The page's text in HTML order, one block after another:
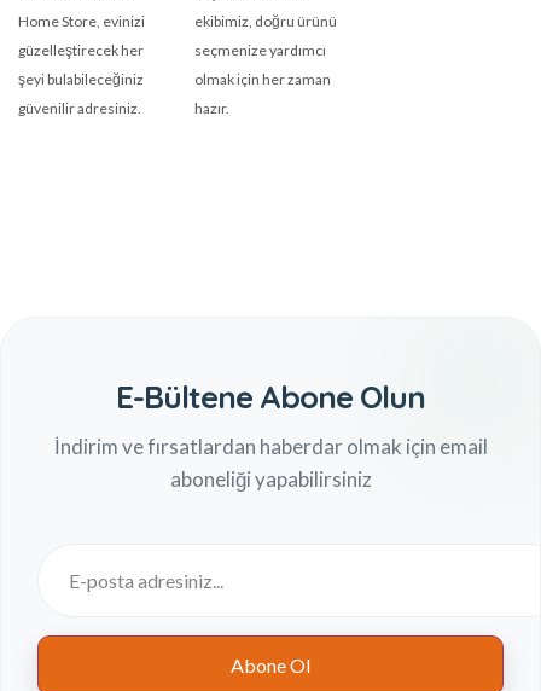
Home Store, evinizi
güzelleştirecek her
şeyi bulabileceğiniz
güvenilir adresiniz.
ekibimiz, doğru ürünü
seçmenize yardımcı
olmak için her zaman
hazır.
E-Bültene Abone Olun
İndirim ve fırsatlardan haberdar olmak için email
aboneliği yapabilirsiniz
Abone Ol